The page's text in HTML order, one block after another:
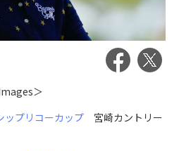
＞
ップリコーカップ宮崎カントリー